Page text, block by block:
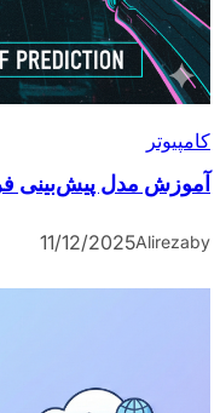
کامپیوتر
آموزش مدل پیش‌بینی
by
Alireza
11/12/2025